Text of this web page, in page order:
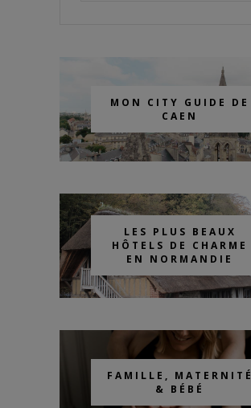
MON CITY GUIDE DE
CAEN
LES PLUS BEAUX
HÔTELS DE CHARME
EN NORMANDIE
FAMILLE, MATERNITÉ
& BÉBÉ